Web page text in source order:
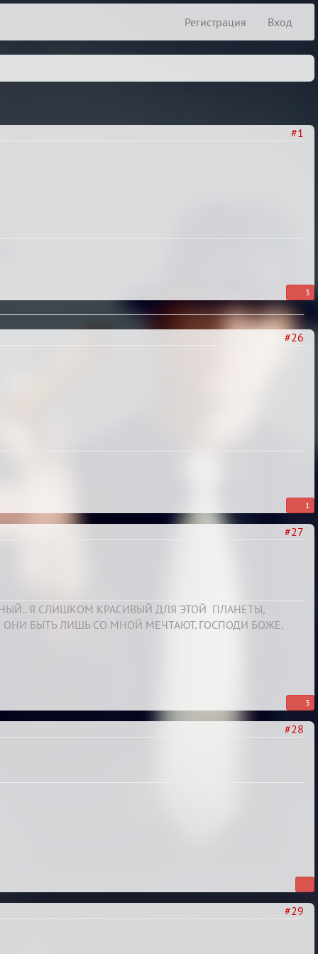
Регистрация Вход
#1
3
#26
1
#27
Я СЛИШКОМ КРАСИВЫЙ ДЛЯ ЭТОЙ ПЛАНЕТЫ,
БЫТЬ ЛИШЬ СО МНОЙ МЕЧТАЮТ. ГОСПОДИ БОЖЕ,
3
#28
#29